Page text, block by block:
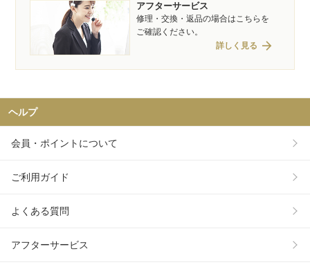
アフターサービス
修理・交換・返品の場合はこちらを
ご確認ください。
詳しく見る arrow_forward
ヘルプ
会員・ポイントについて
ご利用ガイド
よくある質問
アフターサービス